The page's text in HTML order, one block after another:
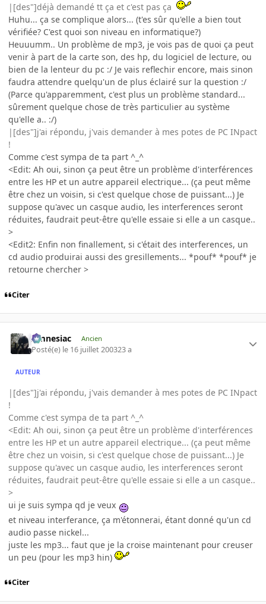
|[des"]déjà demandé tt ça et c'est pas ça
Huhu... ça se complique alors... (t'es sûr qu'elle a bien tout
vérifiée? C'est quoi son niveau en informatique?)
Heuuumm.. Un problème de mp3, je vois pas de quoi ça peut
venir à part de la carte son, des hp, du logiciel de lecture, ou
bien de la lenteur du pc :/ Je vais reflechir encore, mais sinon
faudra attendre quelqu'un de plus éclairé sur la question :/
(Parce qu'apparemment, c'est plus un problème standard...
sûrement quelque chose de très particulier au système
qu'elle a.. :/)
|[des"]j'ai répondu, j'vais demander à mes potes de PC INpact
!
Comme c'est sympa de ta part ^_^
<Edit: Ah oui, sinon ça peut être un problème d'interférences
entre les HP et un autre appareil electrique... (ça peut même
être chez un voisin, si c'est quelque chose de puissant...) Je
suppose qu'avec un casque audio, les interferences seront
réduites, faudrait peut-être qu'elle essaie si elle a un casque..
>
<Edit2: Enfin non finallement, si c'était des interferences, un
cd audio produirai aussi des gresillements... *pouf* *pouf* je
retourne chercher >
Citer
Amnesiac Ancien
Posté(e) le 16 juillet 200323 a
AUTEUR
|[des"]j'ai répondu, j'vais demander à mes potes de PC INpact
!
Comme c'est sympa de ta part ^_^
<Edit: Ah oui, sinon ça peut être un problème d'interférences
entre les HP et un autre appareil electrique... (ça peut même
être chez un voisin, si c'est quelque chose de puissant...) Je
suppose qu'avec un casque audio, les interferences seront
réduites, faudrait peut-être qu'elle essaie si elle a un casque..
>
ui je suis sympa qd je veux
et niveau interferance, ça m'étonnerai, étant donné qu'un cd
audio passe nickel...
juste les mp3... faut que je la croise maintenant pour creuser
un peu (pour les mp3 hin)
Citer